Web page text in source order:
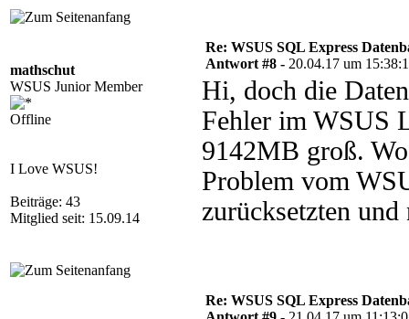
mathschut
WSUS Junior Member
Offline
I Love WSUS!
Beiträge: 43
Mitglied seit: 15.09.14
Re: WSUS SQL Express
Antwort #8 - 20.04.17 um
Hi, doch die
Fehler im WSUS
9142MB groß.
Problem vom
zurücksetzten und
Re: WSUS SQL Express